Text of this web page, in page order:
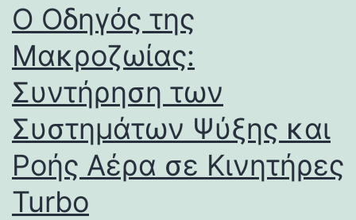
Ο Οδηγός της
Μακροζωίας:
Συντήρηση των
Συστημάτων Ψύξης και
Ροής Αέρα σε Κινητήρες
Turbo